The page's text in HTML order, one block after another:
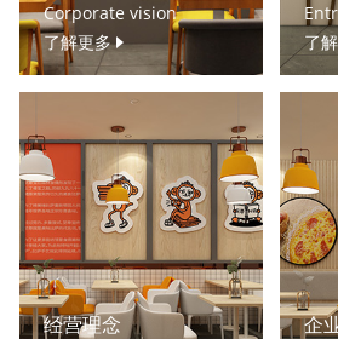
Corporate vision
了解更多
了
经营理念 企